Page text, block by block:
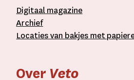
Digitaal magazine
Archief
Locaties van bakjes met
Over Veto